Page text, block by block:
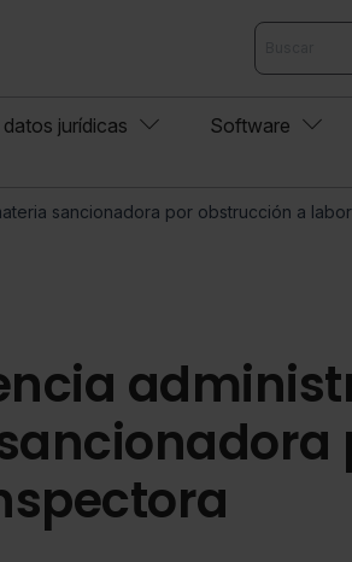
jurídicas Software
sancionadora por obstrucción a